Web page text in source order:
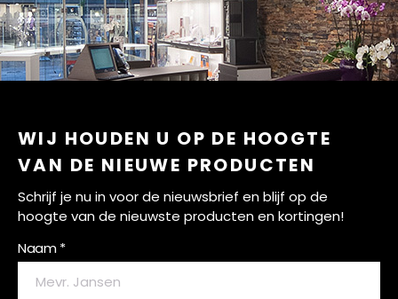
WIJ HOUDEN U OP DE HOOGTE
VAN DE NIEUWE PRODUCTEN
Schrijf je nu in voor de nieuwsbrief en blijf op de
hoogte van de nieuwste producten en kortingen!
Naam *